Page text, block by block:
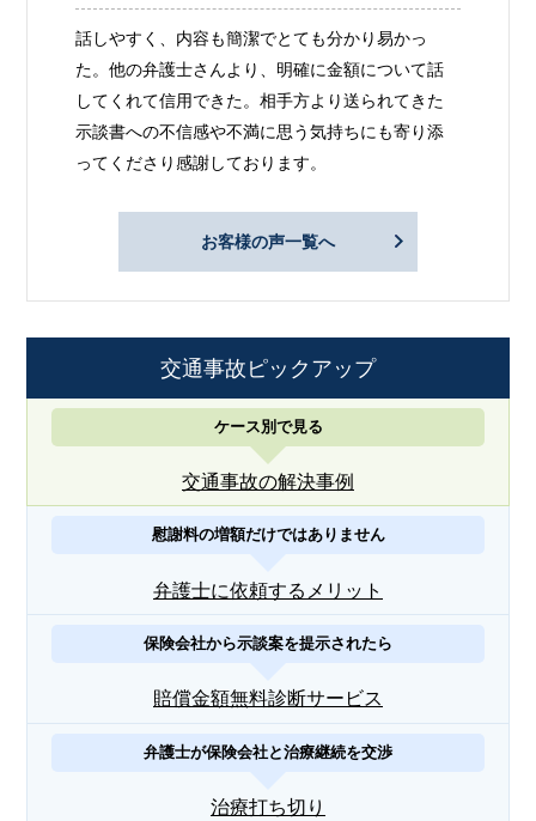
話しやすく、内容も簡潔でとても分かり易かっ
た。他の弁護士さんより、明確に金額について話
してくれて信用できた。相手方より送られてきた
示談書への不信感や不満に思う気持ちにも寄り添
ってくださり感謝しております。
お客様の声一覧へ
交通事故ピックアップ
ケース別で見る
交通事故の解決事例
慰謝料の増額だけではありません
弁護士に依頼するメリット
保険会社から示談案を提示されたら
賠償金額無料診断サービス
弁護士が保険会社と治療継続を交渉
治療打ち切り